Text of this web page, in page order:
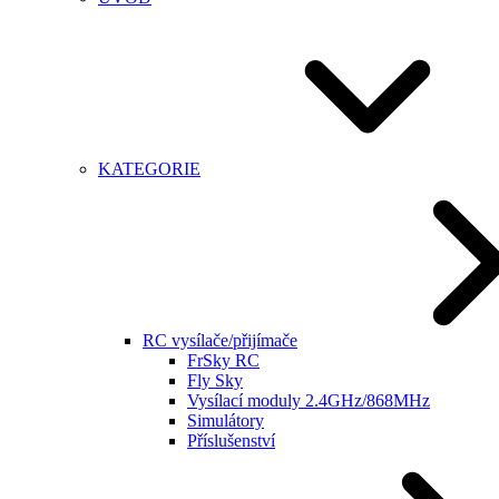
KATEGORIE
RC vysílače/přijímače
FrSky RC
Fly Sky
Vysílací moduly 2.4GHz/868MHz
Simulátory
Příslušenství